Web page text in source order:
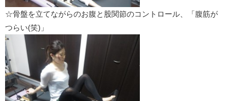
☆骨盤を立てながらのお腹と股関節のコントロール、「腹筋が
つらい(笑)」